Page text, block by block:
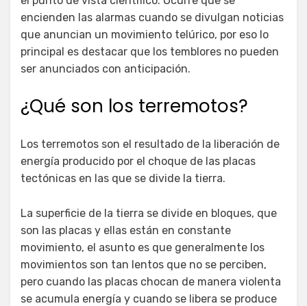
encienden las alarmas cuando se divulgan noticias
que anuncian un movimiento telúrico, por eso lo
principal es destacar que los temblores no pueden
ser anunciados con anticipación.
¿Qué son los terremotos?
Los terremotos son el resultado de la liberación de
energía producido por el choque de las placas
tectónicas en las que se divide la tierra.
La superficie de la tierra se divide en bloques, que
son las placas y ellas están en constante
movimiento, el asunto es que generalmente los
movimientos son tan lentos que no se perciben,
pero cuando las placas chocan de manera violenta
se acumula energía y cuando se libera se produce